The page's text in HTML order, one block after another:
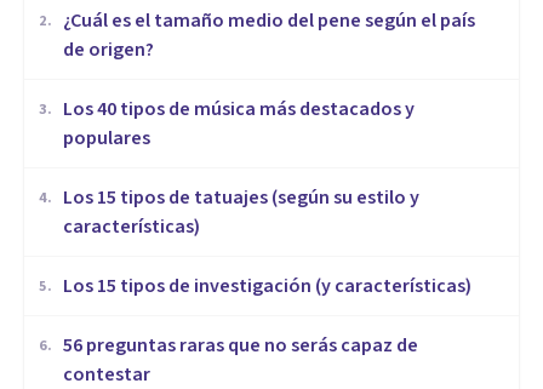
2.
¿Cuál es el tamaño medio del pene según el país
de origen?
3.
Los 40 tipos de música más destacados y
populares
4.
Los 15 tipos de tatuajes (según su estilo y
características)
5. Los 15 tipos de investigación (y características)
6. 56 preguntas raras que no serás capaz de
contestar